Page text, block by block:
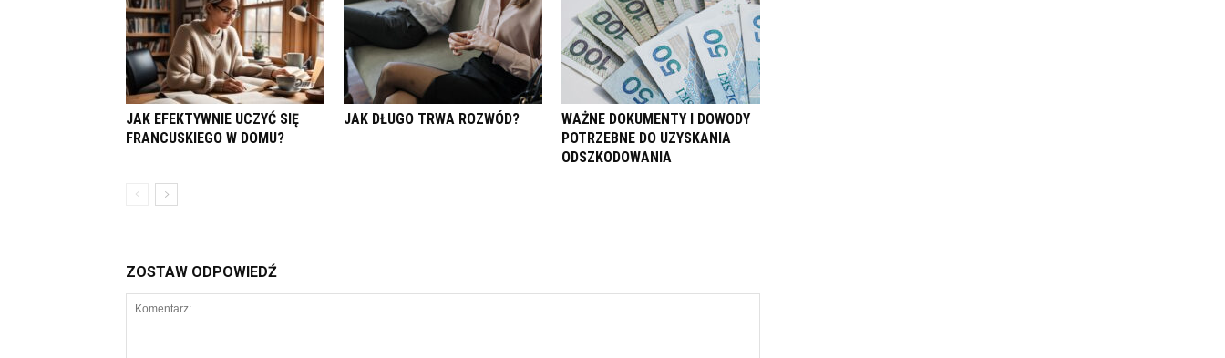
JAK EFEKTYWNIE UCZYĆ SIĘ
FRANCUSKIEGO W DOMU?
JAK DŁUGO TRWA ROZWÓD?
WAŻNE DOKUMENTY I DOWODY
POTRZEBNE DO UZYSKANIA
ODSZKODOWANIA
ZOSTAW ODPOWIEDŹ